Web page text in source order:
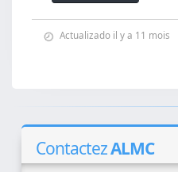
Actualizado il y a 11 mois
ContactezALMC